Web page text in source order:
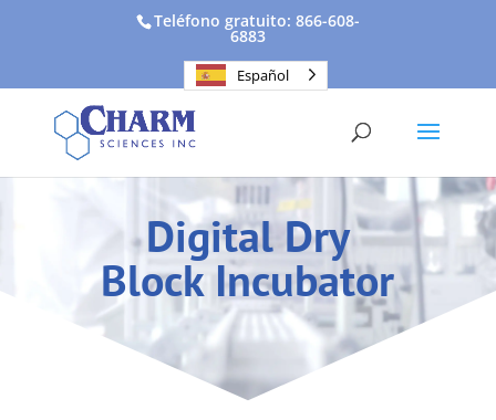
Teléfono gratuito: 866-608-
6883
Español
Digital Dry
Block Incubator